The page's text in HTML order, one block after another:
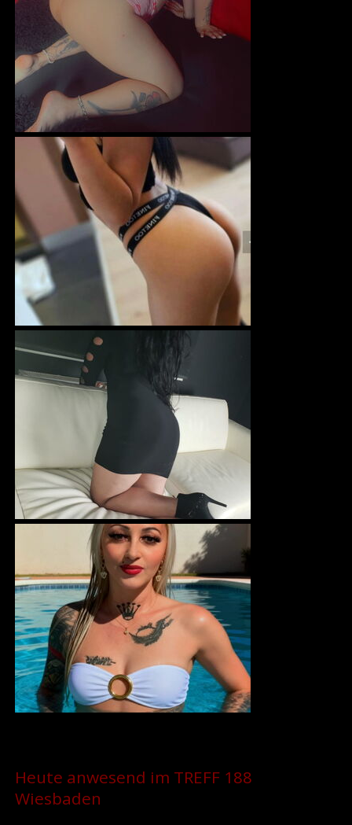
Heute anwesend im TREFF 188
Wiesbaden